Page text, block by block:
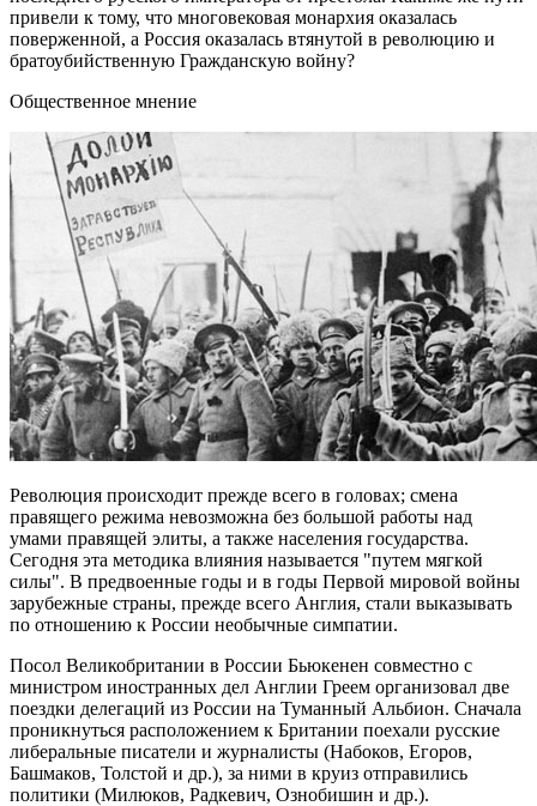
привели к тому, что многовековая монархия оказалась
поверженной, а Россия оказалась втянутой в революцию и
братоубийственную Гражданскую войну?
Общественное мнение
Революция происходит прежде всего в головах; смена
правящего режима невозможна без большой работы над
умами правящей элиты, а также населения государства.
Сегодня эта методика влияния называется "путем мягкой
силы". В предвоенные годы и в годы Первой мировой войны
зарубежные страны, прежде всего Англия, стали выказывать
по отношению к России необычные симпатии.
Посол Великобритании в России Бьюкенен совместно с
министром иностранных дел Англии Греем организовал две
поездки делегаций из России на Туманный Альбион. Сначала
проникнуться расположением к Британии поехали русские
либеральные писатели и журналисты (Набоков, Егоров,
Башмаков, Толстой и др.), за ними в круиз отправились
политики (Милюков, Радкевич, Ознобишин и др.).